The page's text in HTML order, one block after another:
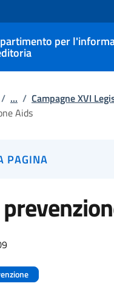
sito
per
/ ... / Campagne XVI
Aids
PAGINA